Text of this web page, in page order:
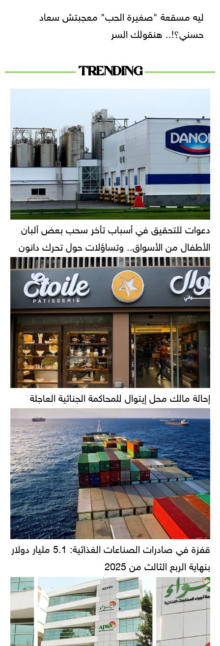
ليه مسقعة "صغيرة الحب" معجبتش سعاد
حسني؟!.. هنقولك السر
TRENDING
دعوات للتحقيق في أسباب تأخر سحب بعض ألبان
الأطفال من الأسواق.. وتساؤلات حول تحرك دانون
إحالة مالك محل إيتوال للمحاكمة الجنائية العاجلة
قفزة في صادرات الصناعات الغذائية: 5.1 مليار دولار
بنهاية الربع الثالث من 2025